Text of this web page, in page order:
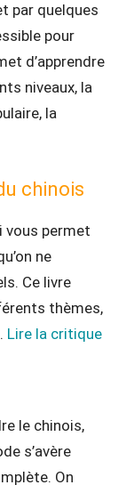
par quelques
pour
d’apprendre
niveaux, la
la
chinois
vous permet
ne
Ce livre
thèmes,
Lire la critique
le chinois,
s’avère
On